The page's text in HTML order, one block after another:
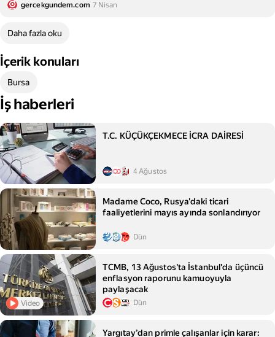
gercekgundem.com 7 Nisan
Daha fazla oku
İçerik konuları
Bursa
İş haberleri
T.C. KÜÇÜKÇEKMECE İCRA DAİRESİ
4 Ağustos
Madame Coco, Rusya'daki ticari
faaliyetlerini mayıs ayında sonlandırıyor
Dün
Video
TCMB, 13 Ağustos'ta İstanbul'da üçüncü
enflasyon raporunu kamuoyuyla
paylaşacak
Dün
Yargıtay’dan primle çalışanlar için karar: